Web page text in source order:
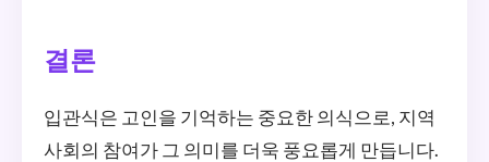
결론
입관식은 고인을 기억하는 중요한 의식으로, 지역
사회의 참여가 그 의미를 더욱 풍요롭게 만듭니다.